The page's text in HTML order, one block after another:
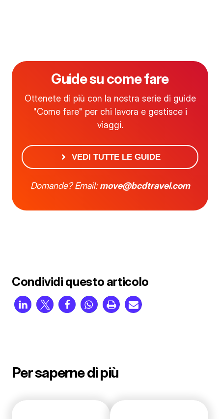
Guide su come fare
Ottenete di più con la nostra serie di guide
"Come fare" per chi lavora e gestisce i
viaggi.
VEDI TUTTE LE GUIDE
Domande? Email: move@bcdtravel.com
Condividi questo articolo
Per saperne di più